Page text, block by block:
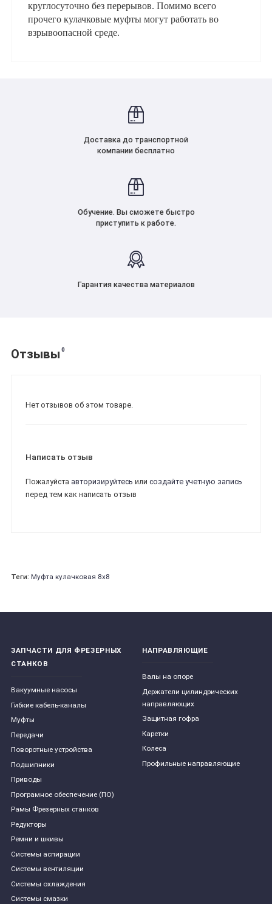
круглосуточно без перерывов. Помимо всего
прочего кулачковые муфты могут работать во
взрывоопасной среде.
Доставка до транспортной
компании бесплатно
Обучение. Вы сможете быстро
приступить к работе.
Гарантия качества материалов
Отзывы 0
Нет отзывов об этом товаре.
Написать отзыв
Пожалуйста авторизируйтесь или создайте учетную запись
перед тем как написать отзыв
Теги: Муфта кулачковая 8х8
ЗАПЧАСТИ ДЛЯ ФРЕЗЕРНЫХ
СТАНКОВ
Вакуумные насосы
Гибкие кабель-каналы
Муфты
Передачи
Поворотные устройства
Подшипники
Приводы
Програмное обеспечение (ПО)
Рамы Фрезерных станков
Редукторы
Ремни и шкивы
Системы аспирации
Системы вентиляции
Системы охлаждения
Системы смазки
НАПРАВЛЯЮЩИЕ
Валы на опоре
Держатели цилиндрических
направляющих
Защитная гофра
Каретки
Колеса
Профильные направляющие